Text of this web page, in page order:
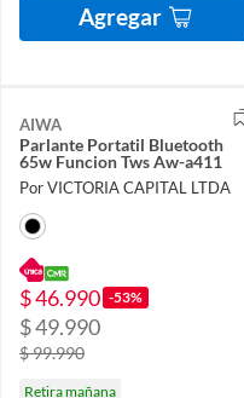
Agregar
AIWA
Parlante Portatil Bluetooth
65w Funcion Tws Aw-a411
Por VICTORIA CAPITAL LTDA
$ 46.990 -53%
$ 49.990
$ 99.990
Retira mañana